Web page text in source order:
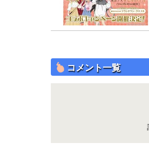
コメント一覧